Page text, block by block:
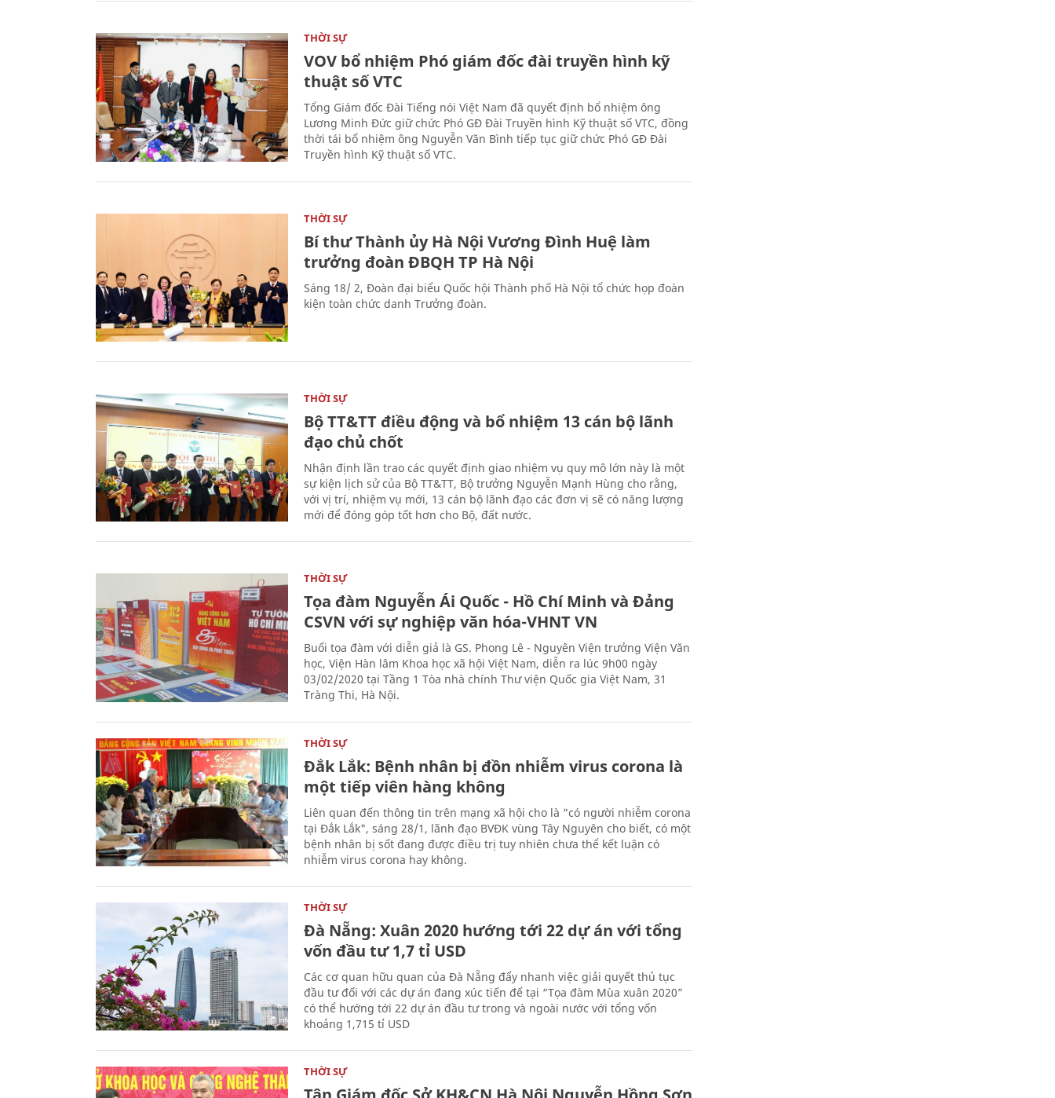
THỜI SỰ
VOV bổ nhiệm Phó giám đốc đài truyền hình kỹ
thuật số VTC
Tổng Giám đốc Đài Tiếng nói Việt Nam đã quyết định bổ nhiệm ông
Lương Minh Đức giữ chức Phó GĐ Đài Truyền hình Kỹ thuật số VTC, đồng
thời tái bổ nhiệm ông Nguyễn Văn Bình tiếp tục giữ chức Phó GĐ Đài
Truyền hình Kỹ thuật số VTC.
THỜI SỰ
Bí thư Thành ủy Hà Nội Vương Đình Huệ làm
trưởng đoàn ĐBQH TP Hà Nội
Sáng 18/ 2, Đoàn đại biểu Quốc hội Thành phố Hà Nội tổ chức họp đoàn
kiện toàn chức danh Trưởng đoàn.
THỜI SỰ
Bộ TT&TT điều động và bổ nhiệm 13 cán bộ lãnh
đạo chủ chốt
Nhận định lần trao các quyết định giao nhiệm vụ quy mô lớn này là một
sự kiện lịch sử của Bộ TT&TT, Bộ trưởng Nguyễn Mạnh Hùng cho rằng,
với vị trí, nhiệm vụ mới, 13 cán bộ lãnh đạo các đơn vị sẽ có năng lượng
mới để đóng góp tốt hơn cho Bộ, đất nước.
THỜI SỰ
Tọa đàm Nguyễn Ái Quốc - Hồ Chí Minh và Đảng
CSVN với sự nghiệp văn hóa-VHNT VN
Buổi tọa đàm với diễn giả là GS. Phong Lê - Nguyên Viện trưởng Viện Văn
học, Viện Hàn lâm Khoa học xã hội Việt Nam, diễn ra lúc 9h00 ngày
03/02/2020 tại Tầng 1 Tòa nhà chính Thư viện Quốc gia Việt Nam, 31
Tràng Thi, Hà Nội.
THỜI SỰ
Đắk Lắk: Bệnh nhân bị đồn nhiễm virus corona là
một tiếp viên hàng không
Liên quan đến thông tin trên mạng xã hội cho là "có người nhiễm corona
tại Đắk Lắk", sáng 28/1, lãnh đạo BVĐK vùng Tây Nguyên cho biết, có một
bệnh nhân bị sốt đang được điều trị tuy nhiên chưa thể kết luận có
nhiễm virus corona hay không.
THỜI SỰ
Đà Nẵng: Xuân 2020 hướng tới 22 dự án với tổng
vốn đầu tư 1,7 tỉ USD
Các cơ quan hữu quan của Đà Nẵng đẩy nhanh việc giải quyết thủ tục
đầu tư đối với các dự án đang xúc tiến để tại “Tọa đàm Mùa xuân 2020”
có thể hướng tới 22 dự án đầu tư trong và ngoài nước với tổng vốn
khoảng 1,715 tỉ USD
THỜI SỰ